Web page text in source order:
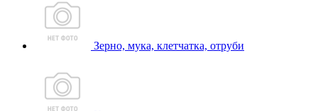
Зерно, мука, клетчатка, отруби